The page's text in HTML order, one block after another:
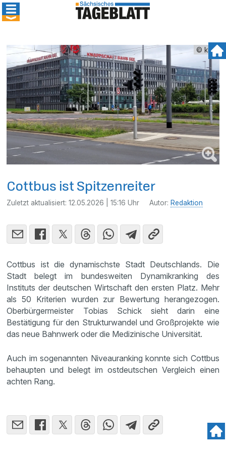
© kmk
Cottbus ist Spitzenreiter
Zuletzt aktualisiert:12.05.2026 | 15:16 Uhr Autor: Redaktion
Cottbus ist die dynamischste Stadt Deutschlands. Die
Stadt belegt im bundesweiten Dynamikranking des
Instituts der deutschen Wirtschaft den ersten Platz. Mehr
als 50 Kriterien wurden zur Bewertung herangezogen.
Oberbürgermeister Tobias Schick sieht darin eine
Bestätigung für den Strukturwandel und Großprojekte wie
das neue Bahnwerk oder die Medizinische Universität.
Auch im sogenannten Niveauranking konnte sich Cottbus
behaupten und belegt im ostdeutschen Vergleich einen
achten Rang.